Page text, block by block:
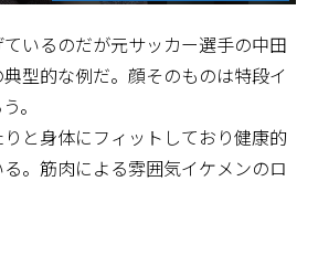
いるのだが元サッカー選手の中田
型的な例だ。顔そのものは特段イ
。
と身体にフィットしており健康的
。筋肉による雰囲気イケメンのロ